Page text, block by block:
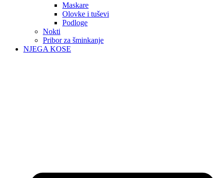
Maskare
Olovke i tuševi
Podloge
Nokti
Pribor za šminkanje
NJEGA KOSE